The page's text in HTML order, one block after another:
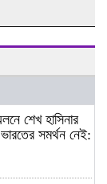
শেখ হাসিনার
সমর্থন নেই: